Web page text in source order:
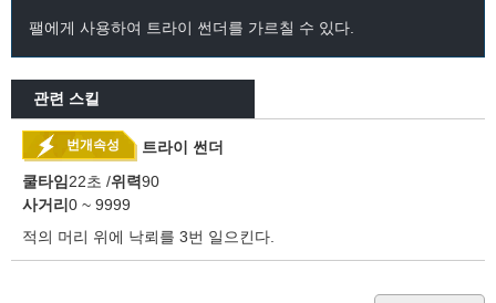
팰에게 사용하여 트라이 썬더를 가르칠 수 있다.
관련 스킬
번개속성
트라이 썬더
쿨타임22초 /위력90
사거리 0 ~ 9999
적의 머리 위에 낙뢰를 3번 일으킨다.